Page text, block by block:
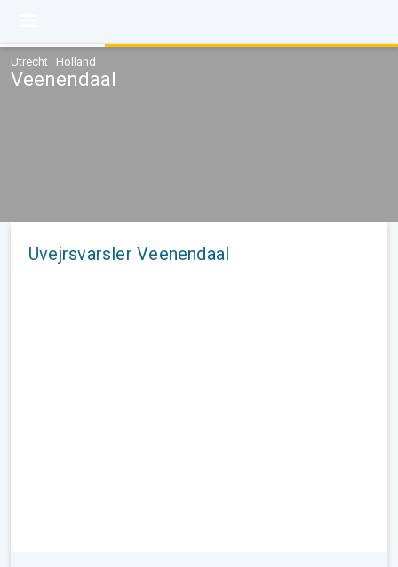
Utrecht · Holland
Veenendaal
Uvejrsvarsler Veenendaal